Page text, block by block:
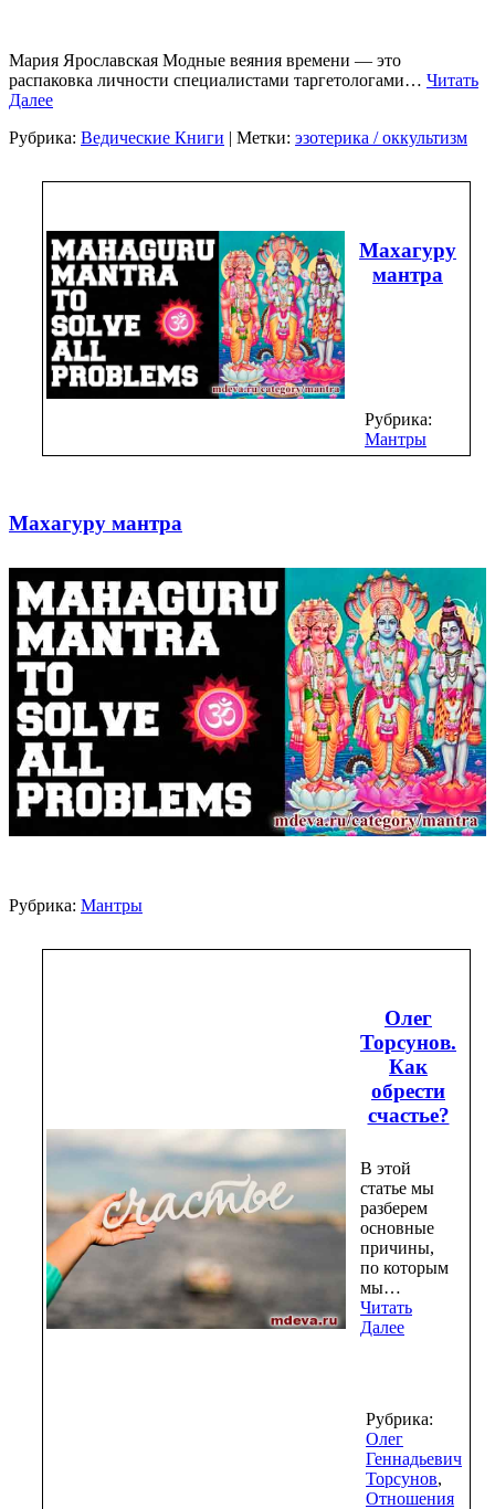
Мария Ярославская Модные веяния времени — это
распаковка личности специалистами таргетологами… Читать
Далее
Рубрика: Ведические Книги | Метки: эзотерика / оккультизм
Махагуру
мантра
Рубрика:
Мантры
Махагуру мантра
Рубрика: Мантры
Олег
Торсунов.
​Как
обрести
счастье?
В этой
статье мы
разберем
основные
причины,
по которым
мы…
Читать
Далее
Рубрика:
Олег
Геннадьевич
Торсунов,
Отношения